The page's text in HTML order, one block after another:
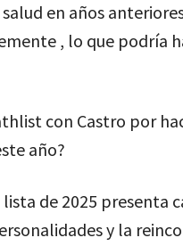
en años
, lo que podría
con Castro por
año?
lista de 2025 presenta
y la